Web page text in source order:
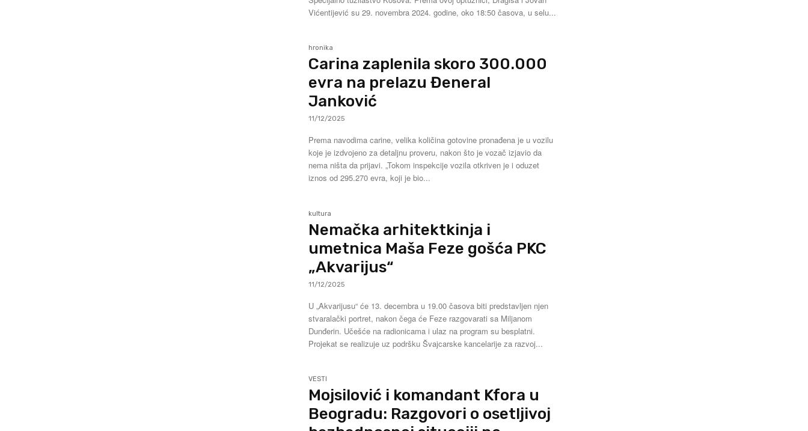
Vićentijević su 29. novembra 2024. godine, oko 18:50 časova, u selu...
hronika
Carina zaplenila skoro 300.000
evra na prelazu Đeneral
Janković
11/12/2025
Prema navodima carine, velika količina gotovine pronađena je u vozilu
koje je izdvojeno za detaljnu proveru, nakon što je vozač izjavio da
nema ništa da prijavi. „Tokom inspekcije vozila otkriven je i oduzet
iznos od 295.270 evra, koji je bio...
kultura
Nemačka arhitektkinja i
umetnica Maša Feze gošća PKC
„Akvarijus“
11/12/2025
U „Akvarijusu“ će 13. decembra u 19.00 časova biti predstavljen njen
stvaralački portret, nakon čega će Feze razgovarati sa Miljanom
Dunđerin. Učešće na radionicama i ulaz na program su besplatni.
Projekat se realizuje uz podršku Švajcarske kancelarije za razvoj...
VESTI
Mojsilović i komandant Kfora u
Beogradu: Razgovori o osetljivoj